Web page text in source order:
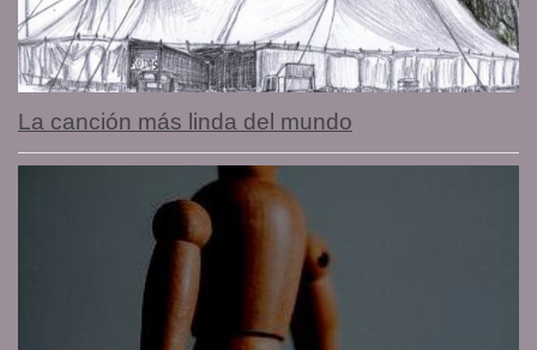
La canción más linda del mundo